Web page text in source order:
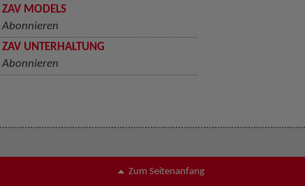
ZAV MODELS
Abonnieren
ZAV UNTERHALTUNG
Abonnieren
Zum Seitenanfang